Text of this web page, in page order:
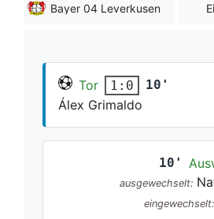
Bayer 04 Leverkusen
Tor 1:0 10'
Álex Grimaldo
10'
ausgewechselt:
eingewechselt: